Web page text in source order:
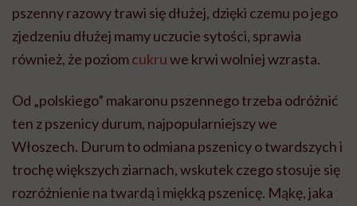
pszenny razowy trawi się dłużej, dzięki czemu po jego
zjedzeniu dłużej mamy uczucie sytości, sprawia
również, że poziomcukruwe krwi wolniej wzrasta.
Od „polskiego” makaronu pszennego trzeba odróżnić
ten z pszenicy durum, najpopularniejszy we
Włoszech. Durum to odmiana pszenicy o twardszych i
trochę większych ziarnach, wskutek czego stosuje się
rozróżnienie na twardą i miękką pszenicę. Mąkę, jaka